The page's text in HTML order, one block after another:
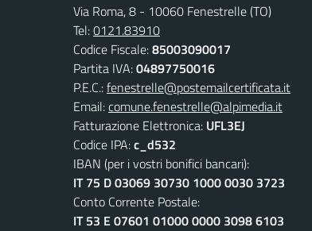
Via Roma, 8 - 10060 Fenestrelle (TO)
Tel:0121.83910
Codice Fiscale:85003090017
Partita IVA:04897750016
P.E.C.:fenestrelle@postemailcertificata.it
Email:comune.fenestrelle@alpimedia.it
Fatturazione Elettronica: UFL3EJ
Codice IPA:c_d532
IBAN (per i vostri bonifici bancari):
IT 75 D 03069 30730 1000 0030 3723
Conto Corrente Postale:
IT 53 E 07601 01000 0000 3098 6103